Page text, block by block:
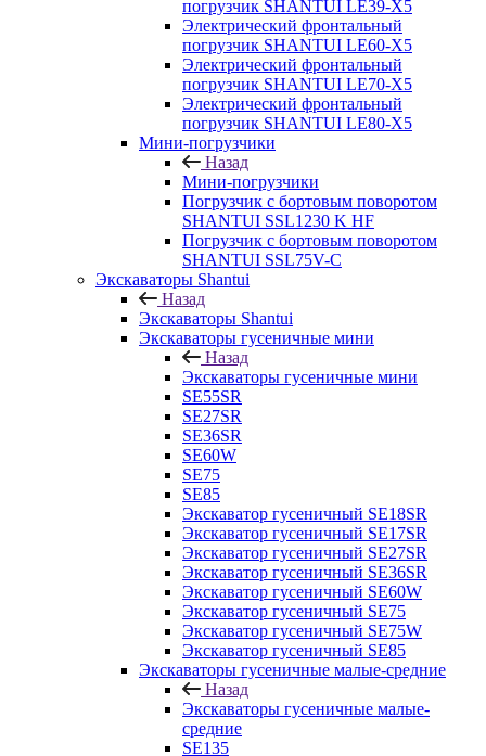
погрузчик SHANTUI LE39-X5
Электрический фронтальный
погрузчик SHANTUI LE60-X5
Электрический фронтальный
погрузчик SHANTUI LE70-X5
Электрический фронтальный
погрузчик SHANTUI LE80-X5
Мини-погрузчики
Назад
Мини-погрузчики
Погрузчик с бортовым поворотом
SHANTUI SSL1230 K HF
Погрузчик с бортовым поворотом
SHANTUI SSL75V-C
Экскаваторы Shantui
Назад
Экскаваторы Shantui
Экскаваторы гусеничные мини
Назад
Экскаваторы гусеничные мини
SE55SR
SE27SR
SE36SR
SE60W
SE75
SE85
Экскаватор гусеничный SE18SR
Экскаватор гусеничный SE17SR
Экскаватор гусеничный SE27SR
Экскаватор гусеничный SE36SR
Экскаватор гусеничный SE60W
Экскаватор гусеничный SE75
Экскаватор гусеничный SE75W
Экскаватор гусеничный SE85
Экскаваторы гусеничные малые-средние
Назад
Экскаваторы гусеничные малые-
средние
SE135